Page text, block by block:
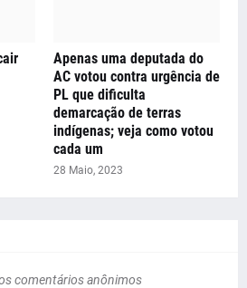
Apenas uma deputada do
AC votou contra urgência de
PL que dificulta
demarcação de terras
indígenas; veja como votou
cada um
28 Maio, 2023
comentários anônimos